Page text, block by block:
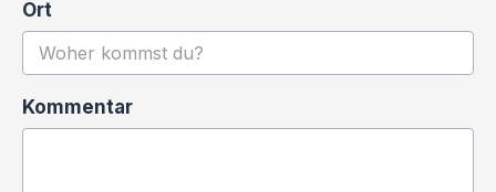
Ort
Kommentar